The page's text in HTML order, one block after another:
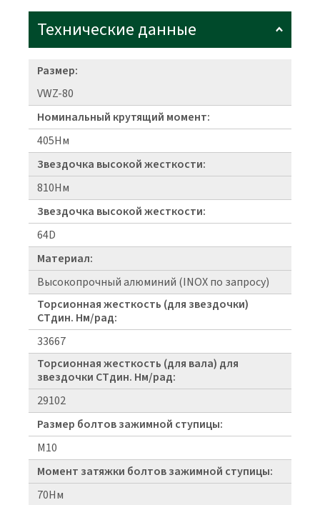
Технические данные
Размер:
VWZ-80
Номинальный крутящий момент:
405Нм
Звездочка высокой жесткости:
810Нм
Звездочка высокой жесткости:
64D
Материал:
Высокопрочный алюминий (INOX по запросу)
Торсионная жесткость (для звездочки)
CTдин. Нм/рад:
33667
Торсионная жесткость (для вала) для
звездочки CTдин. Нм/рад:
29102
Размер болтов зажимной ступицы:
M10
Момент затяжки болтов зажимной ступицы:
70Нм